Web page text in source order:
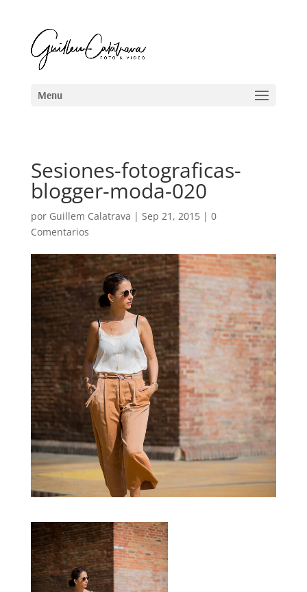
Sesiones-fotograficas-
blogger-moda-020
por Guillem Calatrava | Sep 21, 2015| 0
Comentarios